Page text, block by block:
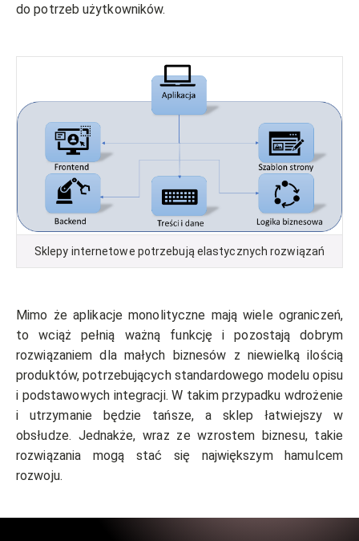
do potrzeb użytkowników.
Sklepy internetowe potrzebują elastycznych rozwiązań
Mimo że aplikacje monolityczne mają wiele ograniczeń,
to wciąż pełnią ważną funkcję i pozostają dobrym
rozwiązaniem dla małych biznesów z niewielką ilością
produktów, potrzebujących standardowego modelu opisu
i podstawowych integracji. W takim przypadku wdrożenie
i utrzymanie będzie tańsze, a sklep łatwiejszy w
obsłudze. Jednakże, wraz ze wzrostem biznesu, takie
rozwiązania mogą stać się największym hamulcem
rozwoju.